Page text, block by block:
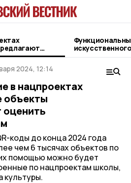
жительница
2024, 12:14
в нацпроектах
объекты
оценить
коды до конца 2024 года
чем 6 тысячах объектов по
помощью можно будет
по нацпроектам школы,
культуры.